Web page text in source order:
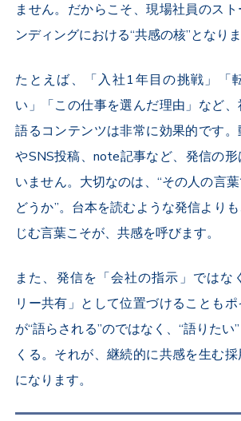
ません。だからこそ、現場社員のス
ンディングにおける“共感の核”となりま
たとえば、「入社1年目の挑戦」「
い」「この仕事を選んだ理由」など
語るコンテンツは非常に効果的です
やSNS投稿、note記事など、発信の
いません。大切なのは、“その人の言
どうか”。台本を読むような発信より
じむ言葉こそが、共感を呼びます。
また、発信を「会社の指示」ではな
リー共有」として位置づけることも
が“語らされる”のではなく、“語りたい
くる。それが、継続的に共感を生む
になります。